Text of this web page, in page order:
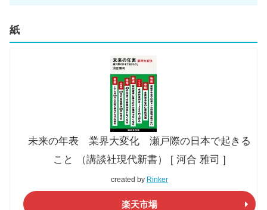
紙
未来の年表 業界大変化 瀬戸際の日本で起きる
こと （講談社現代新書） [ 河合 雅司 ]
created by Rinker
楽天市場